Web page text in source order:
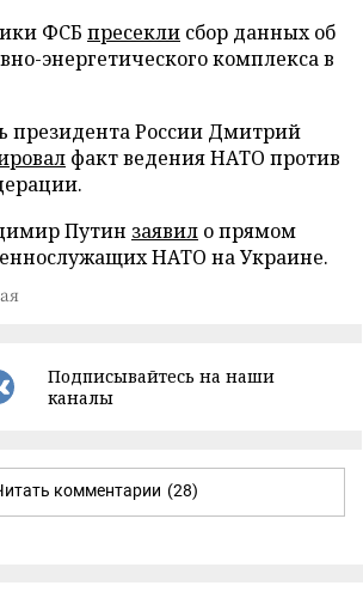
ФСБ пресекли сбор данных об
энергетического комплекса в
президента России Дмитрий
факт ведения НАТО против
Путин заявил о прямом
НАТО на Украине.
Подписывайтесь на наши
каналы
комментарии (28)